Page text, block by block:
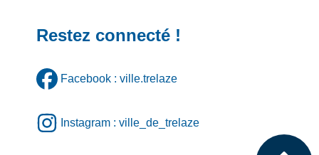
Restez connecté !
Facebook : ville.trelaze
Instagram : ville_de_trelaze